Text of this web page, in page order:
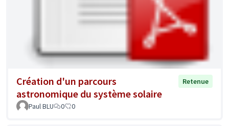
Création d'un parcours
astronomique du système solaire
Retenue
Paul BLU 0 0